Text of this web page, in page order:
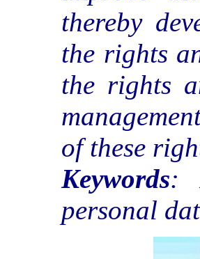
thereby
the rights
the rights
of these
Keywords:
personal